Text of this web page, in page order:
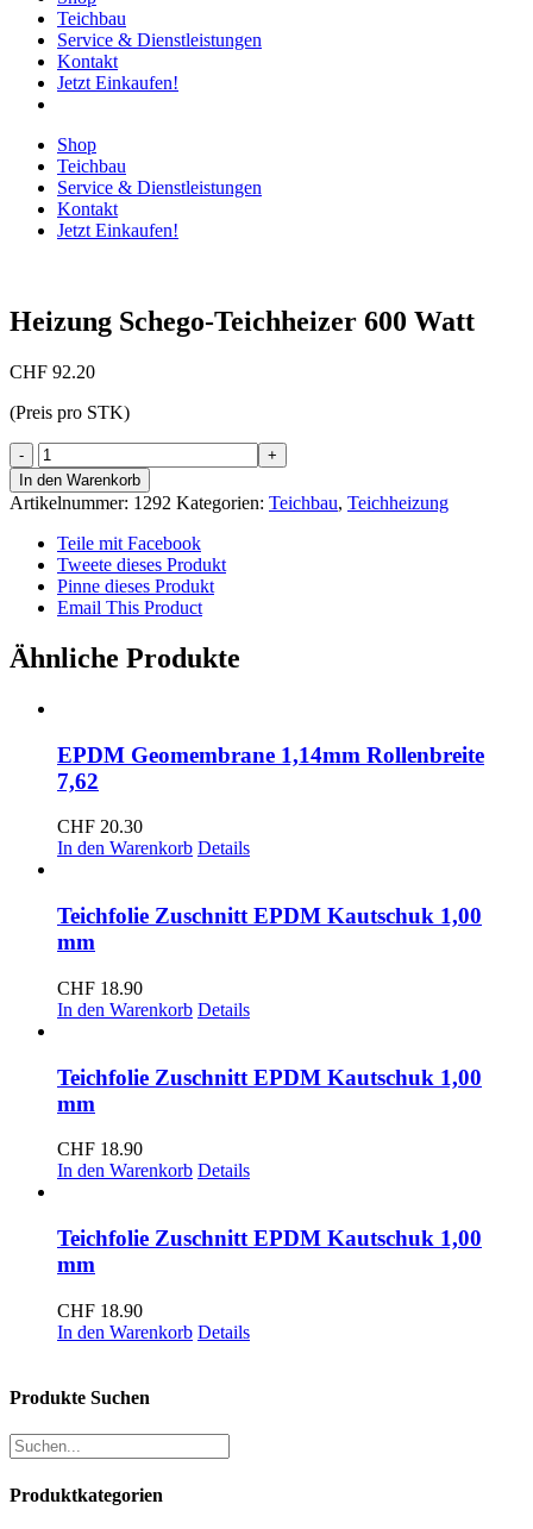
Teichbau
Service & Dienstleistungen
Kontakt
Jetzt Einkaufen!
Shop
Teichbau
Service & Dienstleistungen
Kontakt
Jetzt Einkaufen!
Heizung Schego-Teichheizer 600 Watt
CHF 92.20
(Preis pro STK)
Heizung
Schego-
Teichheizer
600
Watt
Menge
In den Warenkorb
Artikelnummer: 1292 Kategorien: Teichbau, Teichheizung
Teile mit Facebook
Tweete dieses Produkt
Pinne dieses Produkt
Email This Product
Ähnliche Produkte
EPDM Geomembrane 1,14mm Rollenbreite
7,62
CHF 20.30
In den Warenkorb Details
Teichfolie Zuschnitt EPDM Kautschuk 1,00
mm
CHF 18.90
In den Warenkorb Details
Teichfolie Zuschnitt EPDM Kautschuk 1,00
mm
CHF 18.90
In den Warenkorb Details
Teichfolie Zuschnitt EPDM Kautschuk 1,00
mm
CHF 18.90
In den Warenkorb Details
Produkte Suchen
Produktkategorien